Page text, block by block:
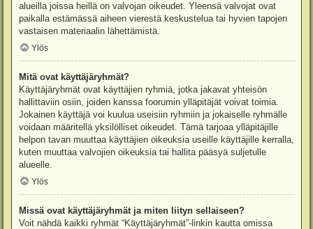
alueilla joissa heillä on valvojan oikeudet. Yleensä valvojat ovat
paikalla estämässä aiheen vierestä keskustelua tai hyvien tapojen
vastaisen materiaalin lähettämistä.
Ylös
Mitä ovat käyttäjäryhmät?
Käyttäjäryhmät ovat käyttäjien ryhmiä, jotka jakavat yhteisön
hallittaviin osiin, joiden kanssa foorumin ylläpitäjät voivat toimia.
Jokainen käyttäjä voi kuulua useisiin ryhmiin ja jokaiselle ryhmälle
voidaan määritellä yksilölliset oikeudet. Tämä tarjoaa ylläpitäjille
helpon tavan muuttaa käyttäjien oikeuksia useille käyttäjille kerralla,
kuten muuttaa valvojien oikeuksia tai hallita pääsyä suljetulle
alueelle.
Ylös
Missä ovat käyttäjäryhmät ja miten liityn sellaiseen?
Voit nähdä kaikki ryhmät “Käyttäjäryhmät”-linkin kautta omissa